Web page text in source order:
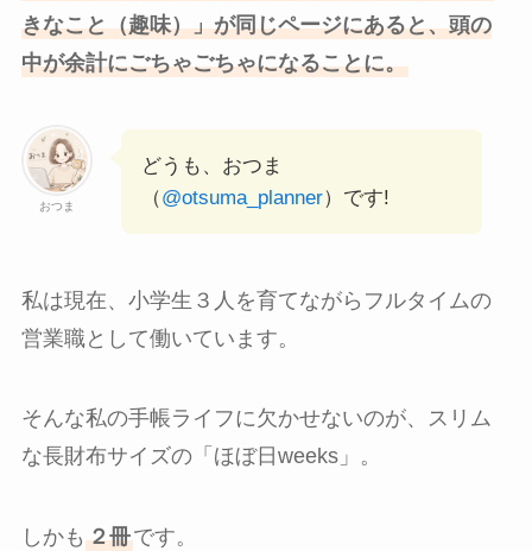
きなこと（趣味）」が同じページにあると、頭の
中が余計にごちゃごちゃになることに。
おつま
どうも、おつま
（@otsuma_planner）です!
私は現在、小学生３人を育てながらフルタイムの
営業職として働いています。
そんな私の手帳ライフに欠かせないのが、スリム
な長財布サイズの「ほぼ日weeks」。
しかも ２冊です。